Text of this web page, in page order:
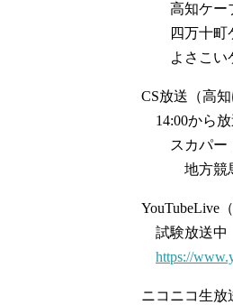
高知ケーブ
四万十町ケ
よさこいケ
CS放送（高知
14:00から放
スカパー！
地方競馬
YouTubeLive
試験放送中
https://
ニコニコ生放